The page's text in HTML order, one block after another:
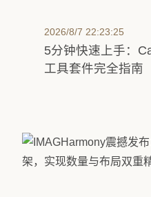
2026/8/7 22:23:25
5分钟快速上手：
工具套件完全指南